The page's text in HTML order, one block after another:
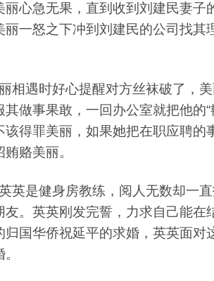
丽心急无果，直到收到刘建民妻子
丽一怒之下冲到刘建民的公司找其
相遇时好心提醒对方丝袜破了，
其做事果敢，一回办公室就把他的
该得罪美丽，如果她把在职应聘
赂美丽。
英是健身房教练，阅人无数却一
友。英英刚发完誓，力求自己能在
归国华侨祝延平的求婚，英英面对